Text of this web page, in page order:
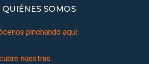
QUIÉNES SOMOS
pinchando aquí
nuestras